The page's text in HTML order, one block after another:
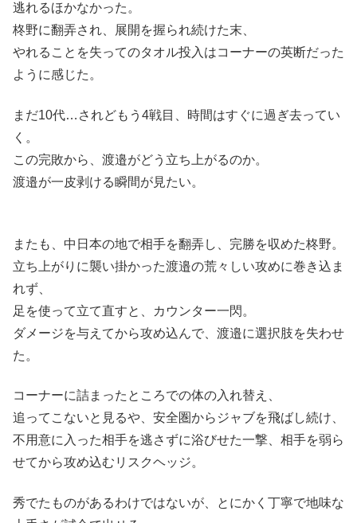
逃れるほかなかった。
柊野に翻弄され、展開を握られ続けた末、
やれることを失ってのタオル投入はコーナーの英断だった
ように感じた。
まだ10代…されどもう4戦目、時間はすぐに過ぎ去ってい
く。
この完敗から、渡邉がどう立ち上がるのか。
渡邉が一皮剥ける瞬間が見たい。
またも、中日本の地で相手を翻弄し、完勝を収めた柊野。
立ち上がりに襲い掛かった渡邉の荒々しい攻めに巻き込ま
れず、
足を使って立て直すと、カウンター一閃。
ダメージを与えてから攻め込んで、渡邉に選択肢を失わせ
た。
コーナーに詰まったところでの体の入れ替え、
追ってこないと見るや、安全圏からジャブを飛ばし続け、
不用意に入った相手を逃さずに浴びせた一撃、相手を弱ら
せてから攻め込むリスクヘッジ。
秀でたものがあるわけではないが、とにかく丁寧で地味な